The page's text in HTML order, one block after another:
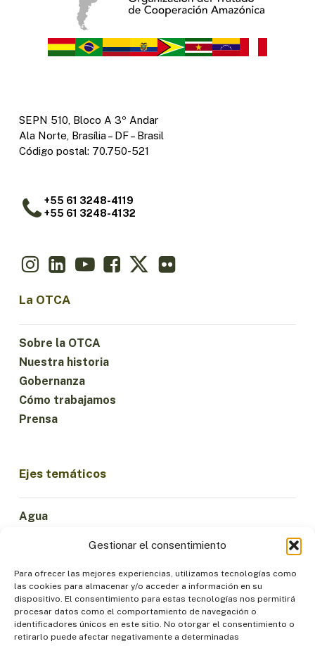
Gestionar el consentimiento
Para ofrecer las mejores experiencias, utilizamos tecnologías como
las cookies para almacenar y/o acceder a información en su
dispositivo. El consentimiento para estas tecnologías nos permitirá
procesar datos como el comportamiento de navegación o
identificadores únicos en este sitio. No otorgar el consentimiento o
retirarlo puede afectar negativamente a determinadas
SEPN 510, Bloco A 3º Andar
Ala Norte, Brasília – DF – Brasil
Código postal: 70.750-521
+55 61 3248-4119
+55 61 3248-4132
La OTCA
Sobre la OTCA
Nuestra historia
Gobernanza
Cómo trabajamos
Prensa
Ejes temáticos
Agua
Economía Sostenible
Bosques y Biodiversidad
Institucionalidad
Participación